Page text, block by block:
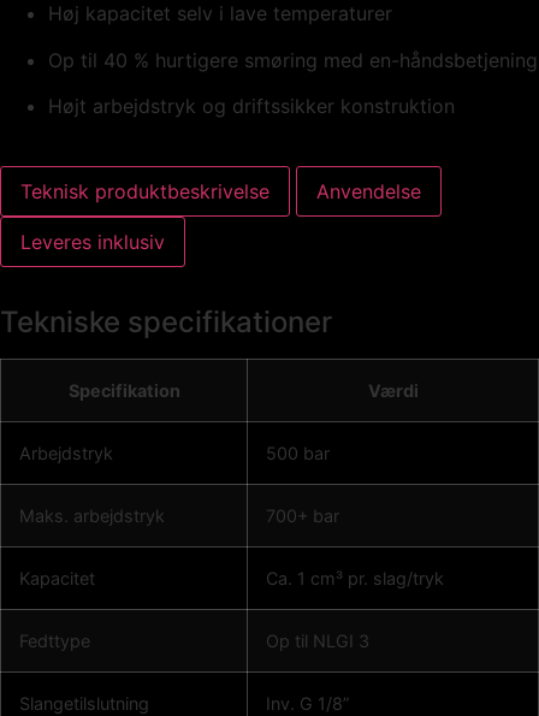
Høj kapacitet selv i lave temperaturer
Op til 40 % hurtigere smøring med en-håndsbetjening
Højt arbejdstryk og driftssikker konstruktion
Teknisk produktbeskrivelse Anvendelse
Leveres inklusiv
Tekniske specifikationer
Specifikation Værdi
Arbejdstryk 500 bar
Maks. arbejdstryk 700+ bar
Kapacitet Ca. 1 cm³ pr. slag/tryk
Fedttype Op til NLGI 3
Slangetilslutning Inv. G 1/8”